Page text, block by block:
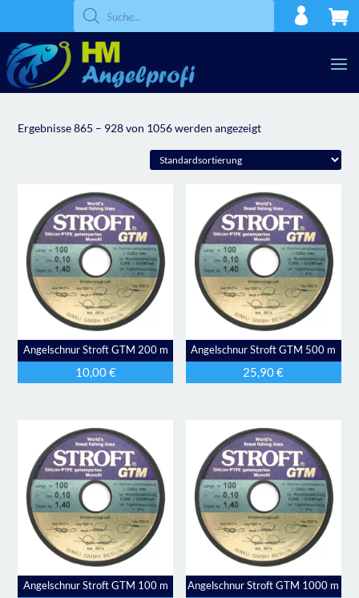
Products
search
Ergebnisse 865 – 928 von 1056 werden angezeigt
Angelschnur Stroft GTM 200 m
10,00€
Angelschnur Stroft GTM 500 m
25,90€
Angelschnur Stroft GTM 100 m Angelschnur Stroft GTM 1000 m